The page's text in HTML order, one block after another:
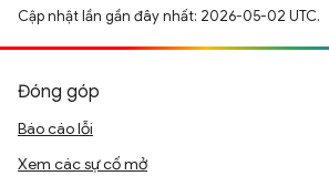
Cập nhật lần gần đây nhất: 2026-05-02 UTC.
Đóng góp
Báo cáo lỗi
Xem các sự cố mở